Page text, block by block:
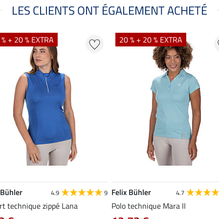
LES CLIENTS ONT ÉGALEMENT ACHETÉ
+ 20 % EXTRA
4.9 9
technique zippé Lana
20 % + 20 % EXTRA
Felix Bühler 4.7
Polo technique Mara II